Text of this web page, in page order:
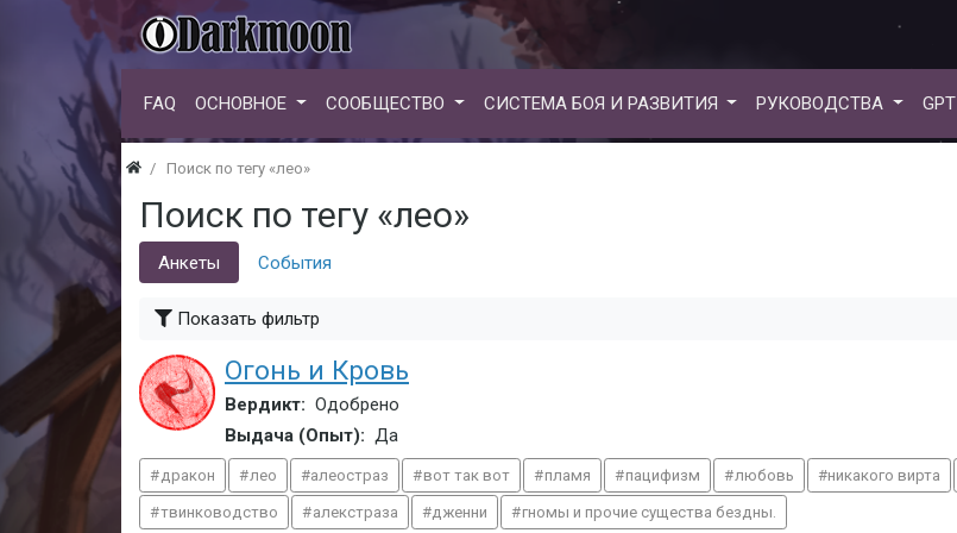
FAQ ОСНОВНОЕ СООБЩЕСТВО СИСТЕМА БОЯ И РАЗВИТИЯ РУКОВОДСТВА GPT
Поиск по тегу «лео»
Поиск по тегу «лео»
Анкеты События
Показать фильтр
Огонь и Кровь
Вердикт: Одобрено
Выдача (Опыт): Да
дракон лео алеостраз вот так вот пламя пацифизм любовь никакого вирта
твинководство алекстраза дженни гномы и прочие существа бездны.